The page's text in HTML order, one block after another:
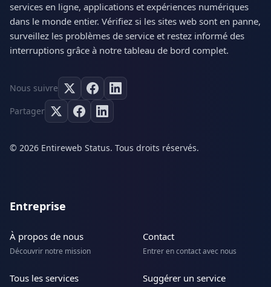
services en ligne, applications et expériences numériques
dans le monde entier. Vérifiez si les sites web sont en panne,
surveillez les problèmes de service et restez informé des
interruptions grâce à notre tableau de bord complet.
Nous suivre
Partager
© 2026 Entireweb Status. Tous droits réservés.
Entreprise
À propos de nous
Découvrir notre mission
Contact
Entrer en contact avec nous
Tous les services Suggérer un service